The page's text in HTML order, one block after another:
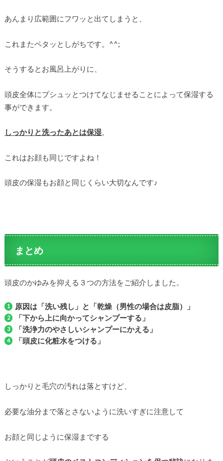
あんまり広範囲にフワッと出てしまうと、
これまたペタッとしがちです。^^;
そうするとお風呂上がりに、
頭皮全体にプシュッとつけてなじませることによって保湿する
事ができます。
しっかりと洗ったあとは保湿。
これはお顔も同じですよね！
頭皮の保湿もお顔と同じくらい大切なんです♪
まとめ
頭皮のかゆみを抑える３つの方法をご紹介しました。
原因は「洗い残し」と「乾燥（男性の場合は皮脂）」
「下から上に向かってシャンプーする」
「洗浄力のやさしいシャンプーにかえる」
「頭皮に化粧水をつける」
しっかりと毛穴の汚れは落とすけど、
必要な油分まで落とさないように洗いすぎに注意して
お顔と同じように保湿までする